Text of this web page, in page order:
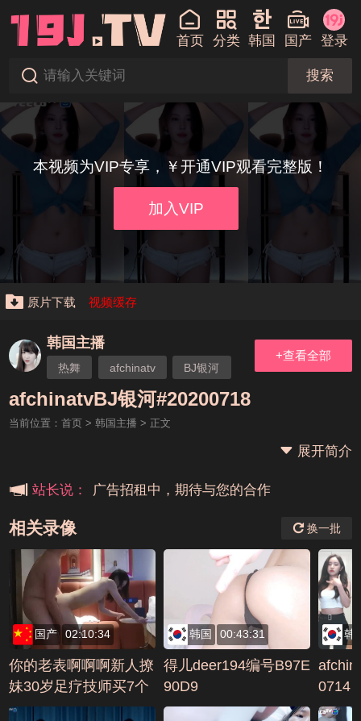
首页 分类 韩国 国产 登录
搜索
本视频为VIP专享，￥开通VIP观看完整版！
加入VIP
原片下载 视频缓存
韩国主播
热舞 afchinatv BJ银河
+查看全部
afchinatvBJ银河#20200718
当前位置： 首页> 韩国主播 > 正文
展开简介
站长说：
本站大事件(19j网站发展历程)
广告招租中，期待与您的合作
相关录像 换一批
国产 02:10:34
你的老表啊啊啊新人撩
妹30岁足疗技师买7个
钟回酒店，全程拍摄车
韩国 00:43:31
得儿deer194编号B97E
90D9
韩
0714